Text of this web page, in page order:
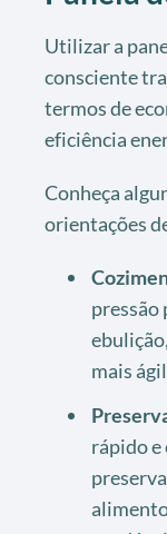
Utilizar a
consciente
termos de
eficiência
Conheça
orientações
pressão
mais
rápido e